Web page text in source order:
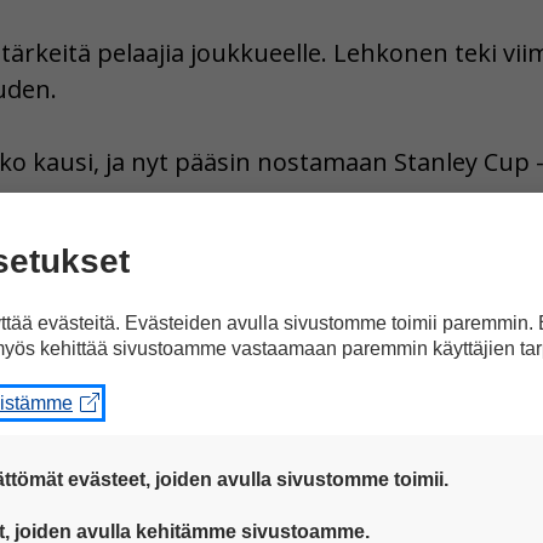
pelaajia joukkueelle. Lehkonen teki
kausi, ja nyt pääsin nostamaan Stanley
valmentaja Jussi Parkkila, joka
joka on voittanut Stanley Cupin.
evästeitä. Evästeiden avulla sivustomme toimii paremmin.
kehittää sivustoamme vastaamaan paremmin käyttäjien
evästeet, joiden avulla sivustomme toimii.
ovat aina käytössä, jotta sivustoamme voi käyttää sujuvasti
joiden avulla kehitämme sivustoamme.